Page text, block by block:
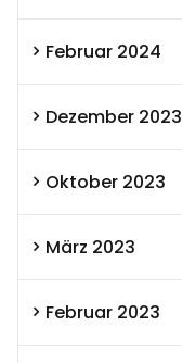
Februar 2024
Dezember 2023
Oktober 2023
März 2023
Februar 2023